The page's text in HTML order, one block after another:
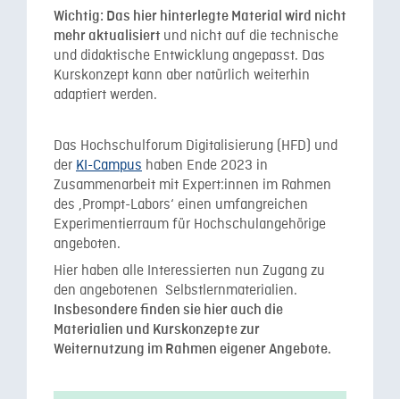
Wichtig: Das hier hinterlegte Material wird nicht
mehr aktualisiert und nicht auf die technische
und didaktische Entwicklung angepasst. Das
Kurskonzept kann aber natürlich weiterhin
adaptiert werden.
Das Hochschulforum Digitalisierung (HFD) und
der KI-Campus haben Ende 2023 in
Zusammenarbeit mit Expert:innen im Rahmen
des ‚Prompt-Labors‘ einen umfangreichen
Experimentierraum für Hochschulangehörige
angeboten.
Hier haben alle Interessierten nun Zugang zu
den angebotenen Selbstlernmaterialien.
Insbesondere finden sie hier auch die
Materialien und Kurskonzepte zur
Weiternutzung im Rahmen eigener Angebote.